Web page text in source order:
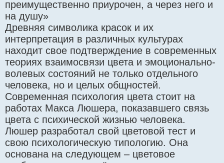
преимущественно приурочен, а через него и
на душу»
Древняя символика красок и их
интерпретация в различных культурах
находит свое подтверждение в современных
теориях взаимосвязи цвета и эмоционально-
волевых состояний не только отдельного
человека, но и целых общностей.
Современная психология цвета стоит на
работах Макса Люшера, показавшего связь
цвета с психической жизнью человека.
Люшер разработал свой цветовой тест и
свою психологическую типологию. Она
основана на следующем – цветовое